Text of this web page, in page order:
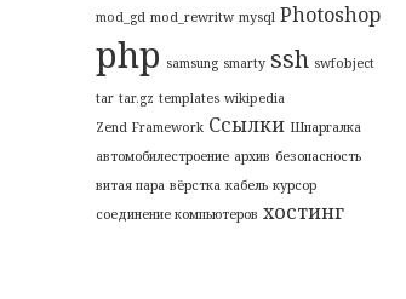
mod_gd mod_rewritw mysql Photoshop
php samsung smarty ssh swfobject
tar tar.gz templates wikipedia
Zend Framework Ссылки Шпаргалка
автомобилестроение архив безопасность
витая пара вёрстка кабель курсор
соединение компьютеров хостинг